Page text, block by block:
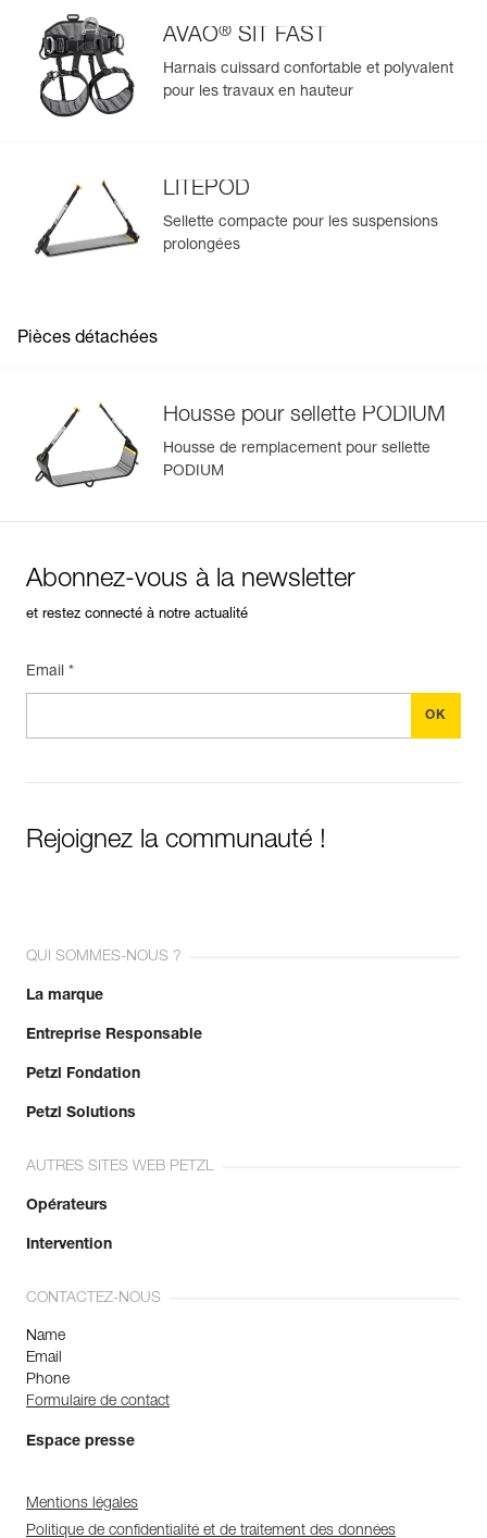
AVAO® SIT FAST
Harnais cuissard confortable et polyvalent
pour les travaux en hauteur
LITEPOD
Sellette compacte pour les suspensions
prolongées
Pièces détachées
Housse pour sellette PODIUM
Housse de remplacement pour sellette
PODIUM
Abonnez-vous à la newsletter
et restez connecté à notre actualité
Email *
Rejoignez la communauté !
QUI SOMMES-NOUS ?
La marque
Entreprise Responsable
Petzl Fondation
Petzl Solutions
AUTRES SITES WEB PETZL
Opérateurs
Intervention
CONTACTEZ-NOUS
Name
Email
Phone
Formulaire de contact
Espace presse
Mentions légales
Politique de confidentialité et de traitement des données